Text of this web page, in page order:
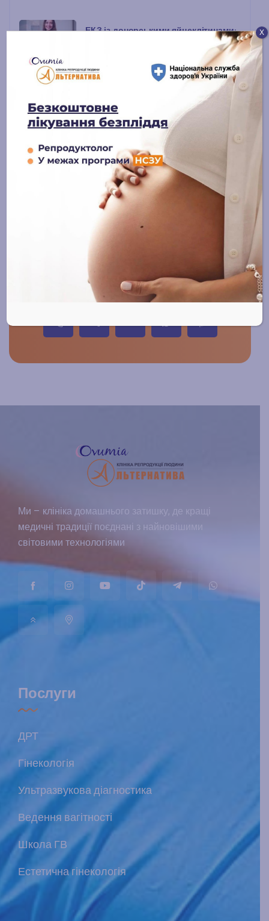
ЕКЗ із донорськими яйцеклітинами:
Консультація з репродуктологом:
перший крок до мрії про дитину
14 ЛИПНЯ, 2025
Отримати
консультацію чи
записатись на прийом
Ми – клініка домашнього затишку, де кращі
медичні традиції поєднані з найновішими
світовими технологіями
Послуги
ДРТ
Гінекологія
Ультразвукова діагностика
Ведення вагітності
Школа ГВ
Естетична гінекологія
Х